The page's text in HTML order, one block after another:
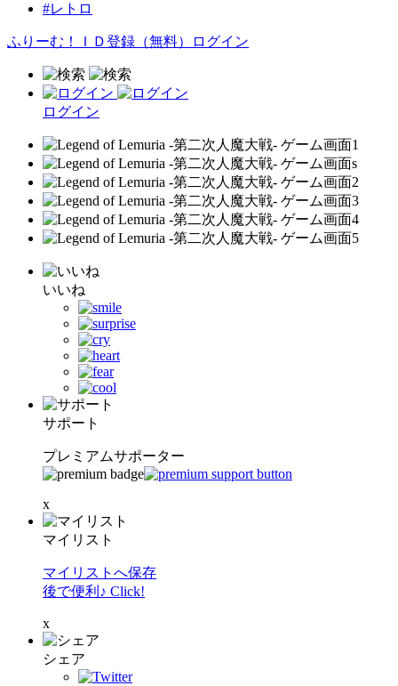
#レトロ
ふりーむ！ＩＤ登録（無料） ログイン
ログイン
いいね
サポート
プレミアムサポーター
x
マイリスト
マイリストへ保存
後で便利♪ Click!
x
シェア